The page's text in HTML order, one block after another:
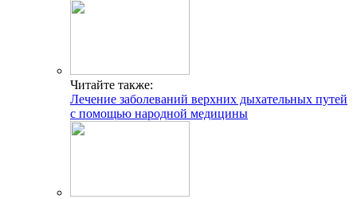
Читайте также:
Лечение заболеваний верхних дыхательных путей
с помощью народной медицины